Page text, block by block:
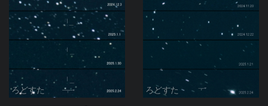
ろどすた ろどすた